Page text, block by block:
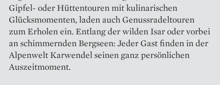
Gipfel- oder Hüttentouren mit kulinarischen
Glücksmomenten, laden auch Genussradeltouren
zum Erholen ein. Entlang der wilden Isar oder vorbei
an schimmernden Bergseen: Jeder Gast finden in der
Alpenwelt Karwendel seinen ganz persönlichen
Auszeitmoment.